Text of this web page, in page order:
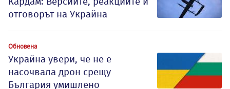
отговорът на Украйна
Обновена
Украйна увери, че не е
насочвала дрон срещу
България умишлено